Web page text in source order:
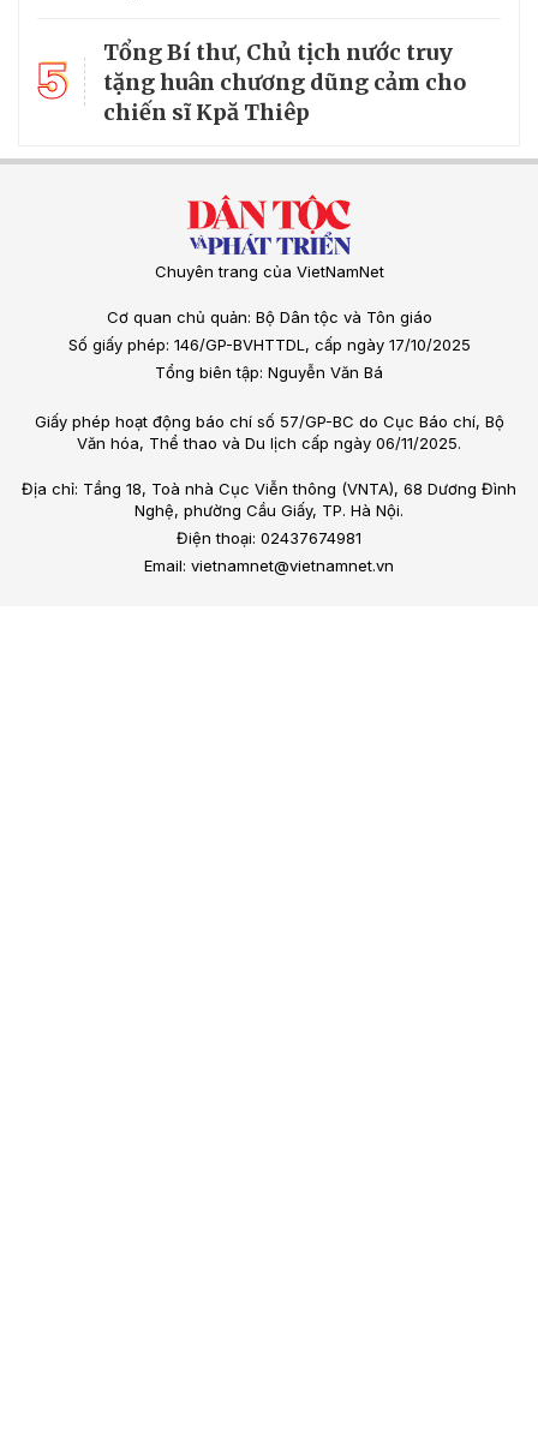
5
Tổng Bí thư, Chủ tịch nước truy
tặng huân chương dũng cảm cho
chiến sĩ Kpă Thiêp
Chuyên trang của VietNamNet
Cơ quan chủ quản: Bộ Dân tộc và Tôn giáo
Số giấy phép: 146/GP-BVHTTDL, cấp ngày 17/10/2025
Tổng biên tập: Nguyễn Văn Bá
Giấy phép hoạt động báo chí số 57/GP-BC do Cục Báo chí, Bộ
Văn hóa, Thể thao và Du lịch cấp ngày 06/11/2025.
Địa chỉ: Tầng 18, Toà nhà Cục Viễn thông (VNTA), 68 Dương Đình
Nghệ, phường Cầu Giấy, TP. Hà Nội.
Điện thoại: 02437674981
Email: vietnamnet@vietnamnet.vn